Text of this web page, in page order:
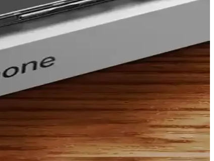
bilgiler içeriyor.
seçim ipuçlarıyla anlatılıyor.
estetik ve fonksiyonel bir koruma sunar.
tarzınızı yansıtır.